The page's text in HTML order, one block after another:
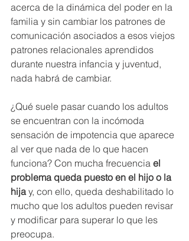
acerca de la dinámica del poder en la
familia y sin cambiar los patrones de
comunicación asociados a esos viejos
patrones relacionales aprendidos
durante nuestra infancia y juventud,
nada habrá de cambiar.
¿Qué suele pasar cuando los adultos
se encuentran con la incómoda
sensación de impotencia que aparece
al ver que nada de lo que hacen
funciona? Con mucha frecuencia el
problema queda puesto en el hijo o la
hija y, con ello, queda deshabilitado lo
mucho que los adultos pueden revisar
y modificar para superar lo que les
preocupa.